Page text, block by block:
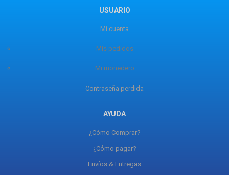
USUARIO
Mi cuenta
Mis pedidos
Mi monedero
Contraseña perdida
AYUDA
¿Cómo Comprar?
¿Cómo pagar?
Envíos & Entregas